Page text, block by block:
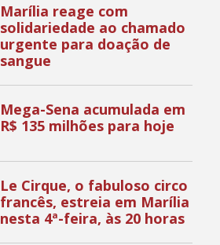
Marília reage com
solidariedade ao chamado
urgente para doação de
sangue
Mega-Sena acumulada em
R$ 135 milhões para hoje
Le Cirque, o fabuloso circo
francês, estreia em Marília
nesta 4ª-feira, às 20 horas